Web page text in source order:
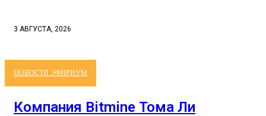
3 АВГУСТА, 2026
НОВОСТИ ЭФИРИУМ
Компания Bitmine Тома Ли